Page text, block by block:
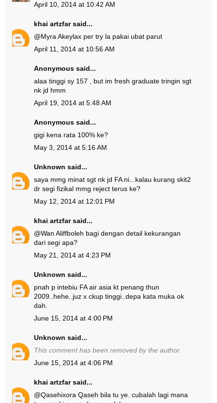
April 10, 2014 at 10:42 AM
khai artzfarsaid...
@Myra Akeylax per try la pakai ubat parut
April 11, 2014 at 10:56 AM
Anonymous said...
alaa tinggi sy 157 , but im fresh graduate tringin sgt
nk jd hmm
April 19, 2014 at 5:48 AM
Anonymous said...
gigi kena rata 100% ke?
May 3, 2014 at 5:16 AM
Unknown said...
saya mmg minat sgt nk jd FA ni...kalau kurang skit2
dr segi fizikal mmg reject terus ke?
May 12, 2014 at 12:01 PM
khai artzfarsaid...
@Wan Aliffboleh bagi dengan detail kekurangan
dari segi apa?
May 21, 2014 at 4:23 PM
Unknown said...
pnah p intebiu FA air asia kt penang thun
2009..hehe..juz x ckup tinggi..depa kata muka ok
dah.
June 15, 2014 at 4:00 PM
Unknown said...
This comment has been removed by the author.
June 15, 2014 at 4:06 PM
khai artzfarsaid...
@Qasehixora Qaseh bila tu ye. cubalah lagi mana